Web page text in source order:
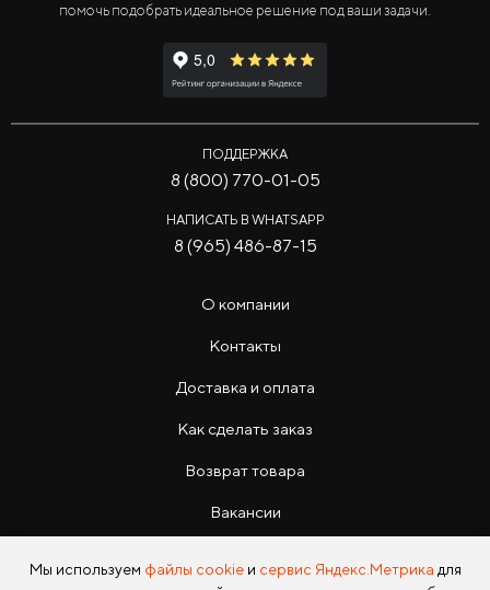
помочь подобрать идеальное решение под ваши задачи.
ПОДДЕРЖКА
8 (800) 770-01-05
НАПИСАТЬ В WHATSAPP
8 (965) 486-87-15
О компании
Контакты
Доставка и оплата
Как сделать заказ
Возврат товара
Вакансии
Мы используем файлы cookieи сервис Яндекс.Метрика для